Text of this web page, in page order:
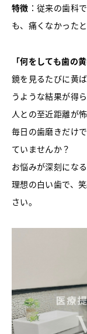
特徴 ：従来の歯科
も、痛くなかったと
「何をしても歯の
鏡を見るたびに黄
うような結果が得ら
人との至近距離が
毎日の歯磨きだけ
ていませんか？
お悩みが深刻にな
理想の白い歯で、
さい。